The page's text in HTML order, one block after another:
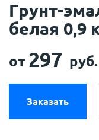
Грунт-
белая 0,9
от 297
Заказать